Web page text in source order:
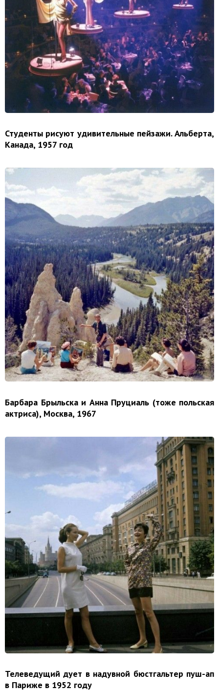
Студенты рисуют удивительные пейзажи. Альберта,
Канада, 1957 год
Барбара Брыльска и Анна Пруциаль (тоже польская
актриса), Москва, 1967
Телеведущий дует в надувной бюстгальтер пуш-ап
в Париже в 1952 году